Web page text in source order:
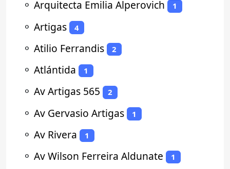
⚬ Arquitecta Emilia Alperovich 1
⚬ Artigas 4
⚬ Atilio Ferrandis 2
⚬ Atlántida 1
⚬ Av Artigas 565 2
⚬ Av Gervasio Artigas 1
⚬ Av Rivera 1
⚬ Av Wilson Ferreira Aldunate 1